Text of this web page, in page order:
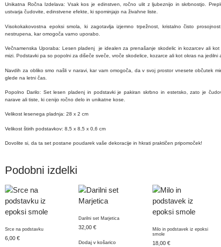
​Unikatna Ročna Izdelava: Vsak kos je edinstven, ročno ulit z ljubeznijo in skrbnostjo.
ustvarja čudovite, edinstvene efekte, ki spominjajo na živahne liste.
​Visokokakovostna epoksi smola, ki zagotavlja izjemno trpežnost, kristalno čisto
nestrupena, kar omogoča varno uporabo.
​Večnamenska Uporaba: Lesen pladenj je idealen za prenašanje skodelic in kozarcev ali kot
mizi. Podstavki pa so popolni za dišeče sveče, vroče skodelice, kozarce ali kot okras na jedilni
Navdih za obliko smo našli v naravi, kar vam omogoča, da v svoj prostor vnesete občutek
glede na letni čas.
​Popolno Darilo: Set lesen pladenj in podstavki je pakiran skrbno in estetsko, zato je
narave ali tiste, ki cenijo ročno delo in unikatne kose.
Velikost lesenega pladnja: 28 x 2 cm
Velikost štirih podstavkov: 8,5 x 8,5 x 0,6 cm
​Dovolite si, da ta set postane poudarek vaše dekoracije in hkrati praktičen pripomoček!
Podobni izdelki
Srce na podstavku
6,00 €
Darilni set Marjetica
32,00€
Dodaj v košarico
Milo in podstavek iz epoksi
smole
18,00 €